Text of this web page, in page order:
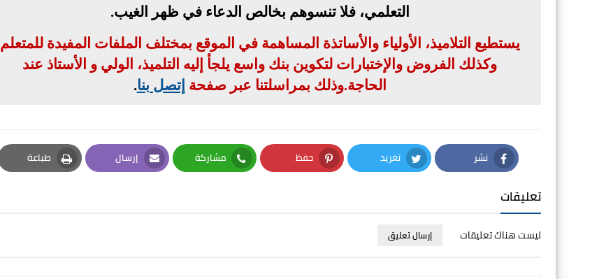
التعلمي، فلا تنسوهم بخالص الدعاء في ظهر الغيب.
يستطيع التلاميذ، الأولياء والأساتذة المساهمة في الموقع بمختلف الملفات المفيدة للمتعلم
وكذلك الفروض والإختبارات لتكوين بنك واسع يلجأ إليه التلميذ، الولي و الأستاذ عند
الحاجة.وذلك بمراسلتنا عبر صفحة إتصل بنا.
نشر
Facebook
تغريد
Twitter
حفظ
Pinterest
مشاركة
Whatsapp
إرسال
Email
طباعة
Print
تعليقات
ليست هناك تعليقات إرسال تعليق